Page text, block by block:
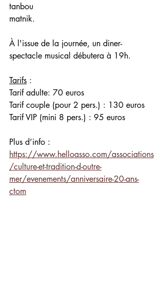
tanbou
matnik.
À l'issue de la journée, un diner-
spectacle musical débutera à 19h.
Tarifs :
Tarif adulte: 70 euros
Tarif couple (pour 2 pers.) : 130 euros
Tarif VIP (mini 8 pers.) : 95 euros
Plus d’info :
https://www.helloasso.com/associations
/culture-et-tradition-d-outre-
mer/evenements/anniversaire-20-ans-
ctom